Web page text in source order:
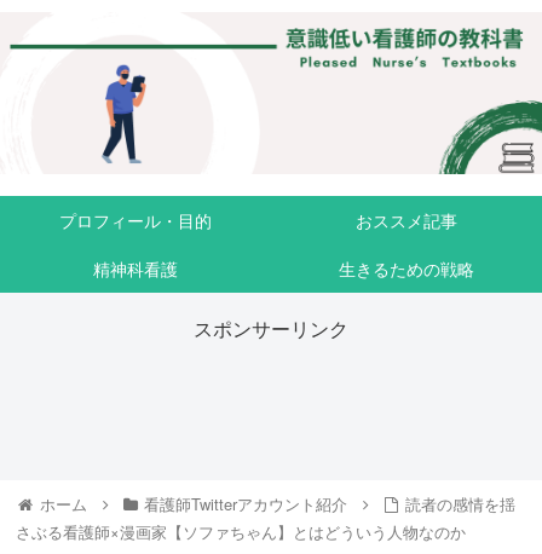
プロフィール・目的
おススメ記事
精神科看護
生きるための戦略
スポンサーリンク
ホーム 看護師Twitterアカウント紹介
読者の感情を揺
さぶる看護師×漫画家【ソファちゃん】とはどういう人物なのか